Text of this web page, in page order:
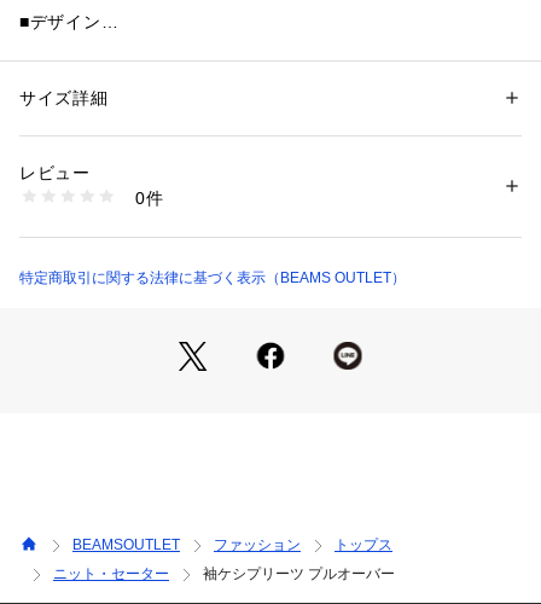
■デザイン
ーツ加工を施したシフォン素材の組み合わせが、着るだけで華
■コーディネート
ートと合わせれば、プリーツの揺れ感が引き立ち、リラックス
袖部分のみ2枚仕立ての透けた素材を使用。身頃はもちもちと
※光の当たり具合やパソコンなどの閲覧環境によって、実際の
色味と異なって見える場合がございます。予めご了承くださ
性別：レディース
素材：本体:レーヨン40%　ナイロン34%　ポリエステル26%　袖部分:ポ
生産国：中国製
1097100002039
サイズ詳細
レビュー
0件
特定商取引に関する法律に基づく表示（BEAMS OUTLET）
BEAMSOUTLET ファッション
トップス
ニット・セーター
袖ケシプリーツ プルオーバー